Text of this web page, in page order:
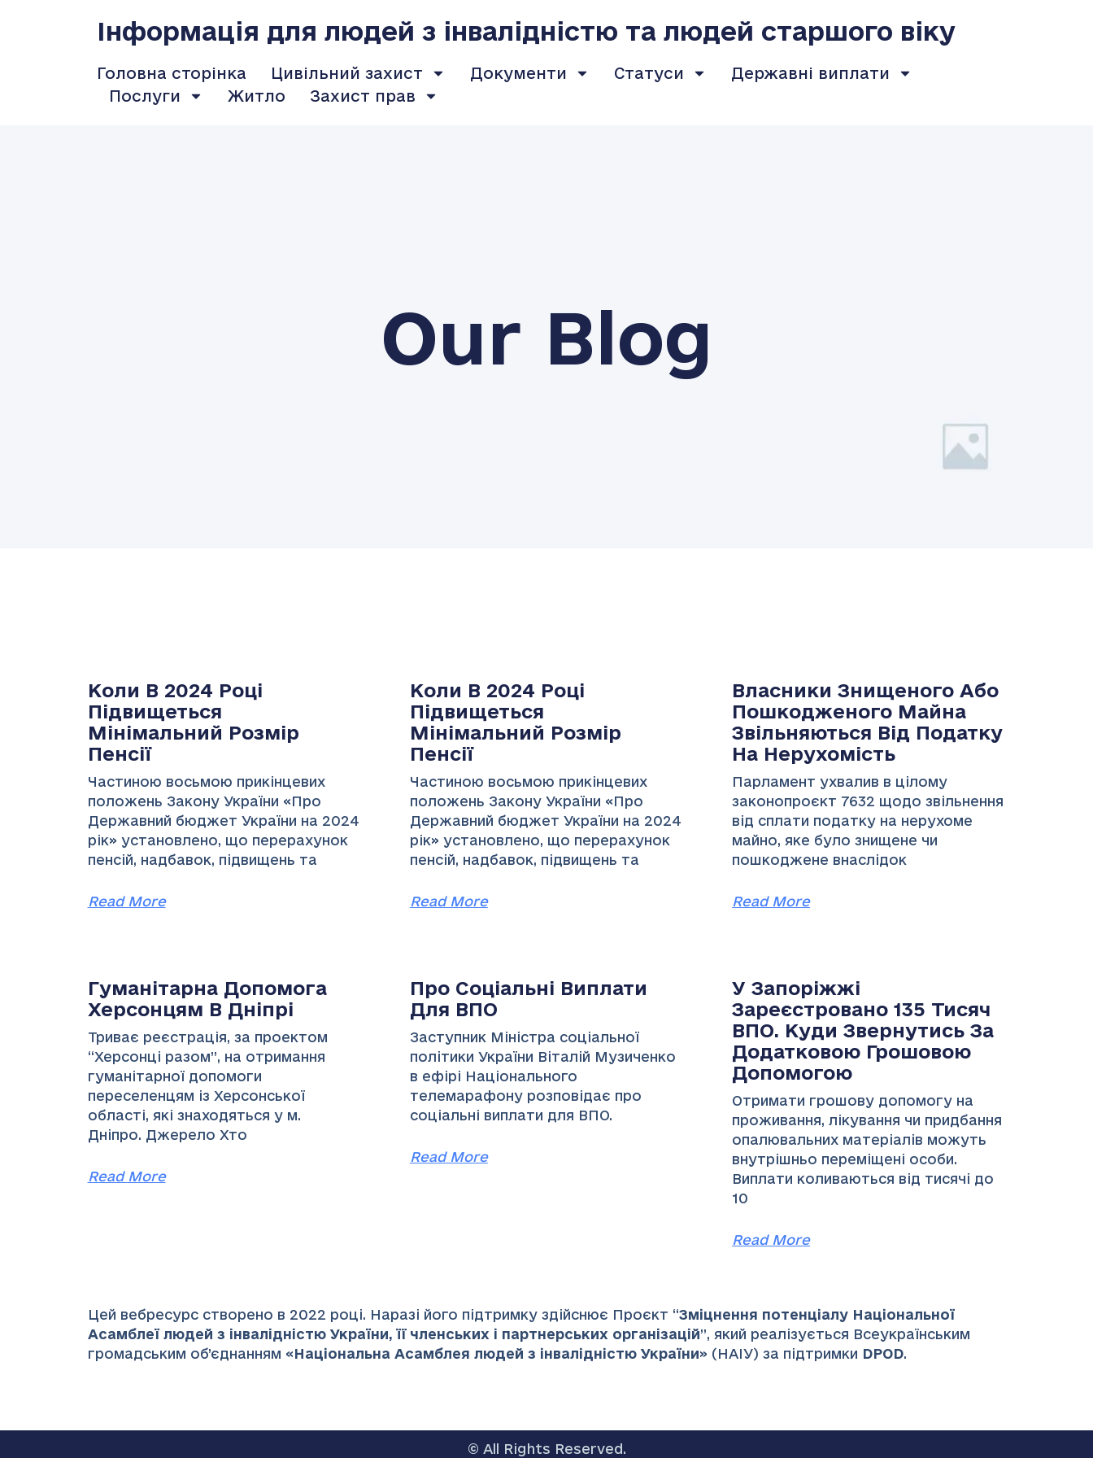
Інформація для людей з інвалідністю та людей старшого віку
Головна сторінка Цивільний захист Документи Статуси
Державні виплати
Послуги
Житло Захист прав
Our Blog
Коли В 2024 Році
Підвищеться
Мінімальний Розмір
Пенсії
Частиною восьмою прикінцевих
положень Закону України «Про
Державний бюджет України на 2024
рік» установлено, що перерахунок
пенсій, надбавок, підвищень та
Read More
Коли В 2024 Році
Підвищеться
Мінімальний Розмір
Пенсії
Частиною восьмою прикінцевих
положень Закону України «Про
Державний бюджет України на 2024
рік» установлено, що перерахунок
пенсій, надбавок, підвищень та
Read More
Власники Знищеного Або
Пошкодженого Майна
Звільняються Від Податку
На Нерухомість
Парламент ухвалив в цілому
законопроєкт 7632 щодо звільнення
від сплати податку на нерухоме
майно, яке було знищене чи
пошкоджене внаслідок
Read More
Гуманітарна Допомога
Херсонцям В Дніпрі
Триває реєстрація, за проектом
“Херсонці разом”, на отримання
гуманітарної допомоги
переселенцям із Херсонської
області, які знаходяться у м.
Дніпро. Джерело Хто
Read More
Про Соціальні Виплати
Для ВПО
Заступник Міністра соціальної
політики України Віталій Музиченко
в ефірі Національного
телемарафону розповідає про
соціальні виплати для ВПО.
Read More
У Запоріжжі
Зареєстровано 135 Тисяч
ВПО. Куди Звернутись За
Додатковою Грошовою
Допомогою
Отримати грошову допомогу на
проживання, лікування чи придбання
опалювальних матеріалів можуть
внутрішньо переміщені особи.
Виплати коливаються від тисячі до
10
Read More
Цей вебресурс створено в 2022 році. Наразі його підтримку здійснює Проєкт “Зміцнення потенціалу Національної
Асамблеї людей з інвалідністю України, її членських і партнерських організацій”, який реалізується Всеукраїнським
громадським об’єднанням «Національна Асамблея людей з інвалідністю України» (НАІУ) за підтримки DPOD.
© All Rights Reserved.